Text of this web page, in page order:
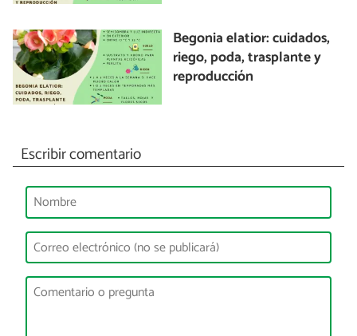
Begonia elatior: cuidados,
riego, poda, trasplante y
reproducción
Escribir comentario